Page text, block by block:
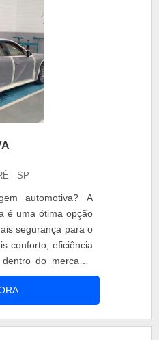
- SP
automotiva? A
é uma ótima opção
segurança para o
conforto, eficiência
do mercado.
na blindagem em
pode ser
de uso civil, e